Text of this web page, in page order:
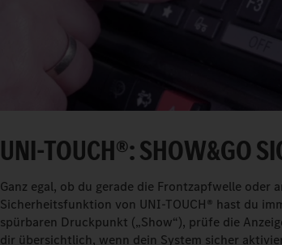
UNI-TOUCH®: SHOW&GO
Ganz egal, ob du gerade die Frontzapfwelle
Sicherheitsfunktion von UNI-TOUCH® hast du
spürbaren Druckpunkt („Show“), prüfe die
dir übersichtlich, wenn dein System sicher